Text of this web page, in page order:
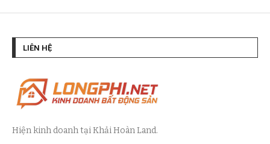
LIÊN HỆ
Hiện kinh doanh tại Khải Hoàn Land.